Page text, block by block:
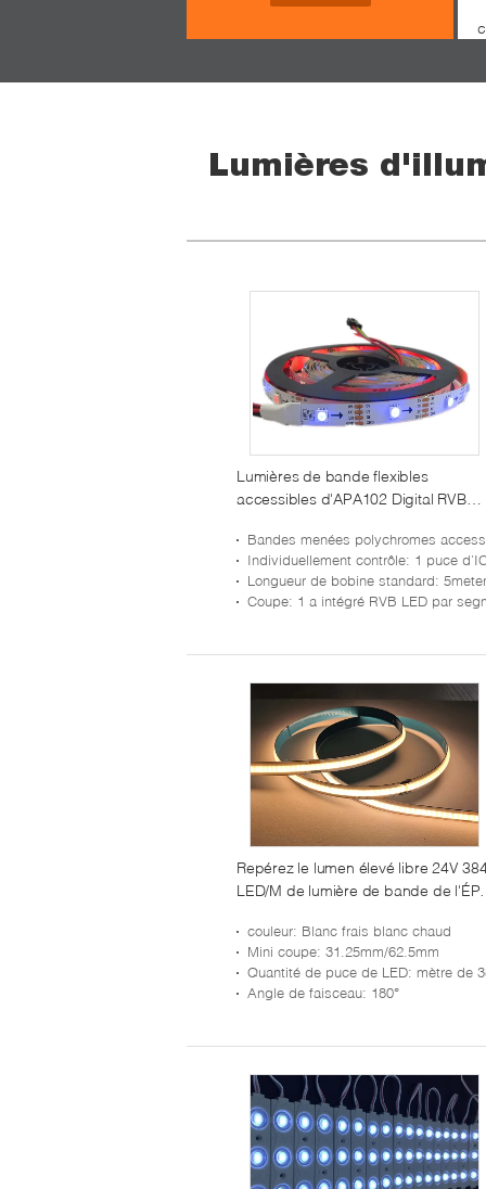
Lumières
Lumières de bande flexibles
accessibles d'APA102 Digital RVB
Bandes menées polychromes
Individuellement contrôle: 1 puce d'IC et d'I
Longueur de bobine standard: 5meter/roll, peut également être adapté aux
Coupe: 1 a intégré RVB LED par segment, peut cutted par
Repérez le lumen élevé libre 24V
LED/M de lumière de bande de l'ÉPI
de garantie
couleur: Blanc frais blanc chaud
Mini coupe: 31.25mm/62.5mm
Quantité de puce de LED: mètre de 384
Angle de faisceau: 180°